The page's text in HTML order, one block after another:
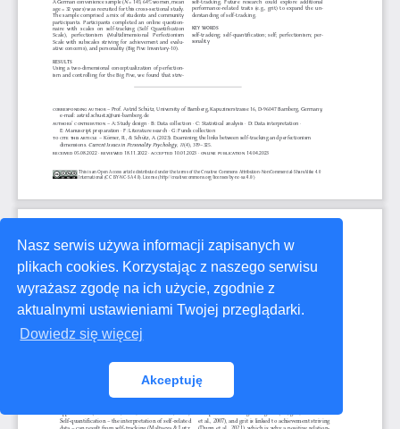
Nasz serwis używa informacji zapisanych w
plikach cookies. Korzystając z naszego serwisu
wyrażasz zgodę na ich użycie, zgodnie z
aktualnymi ustawieniami Twojej przeglądarki.
Dowiedz się więcej
Akceptuję